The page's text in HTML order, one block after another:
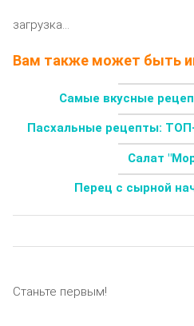
загрузка...
Вам также может быть
Самые вкусные
Пасхальные рецепты:
Салат
Перец с сырной
Станьте первым!